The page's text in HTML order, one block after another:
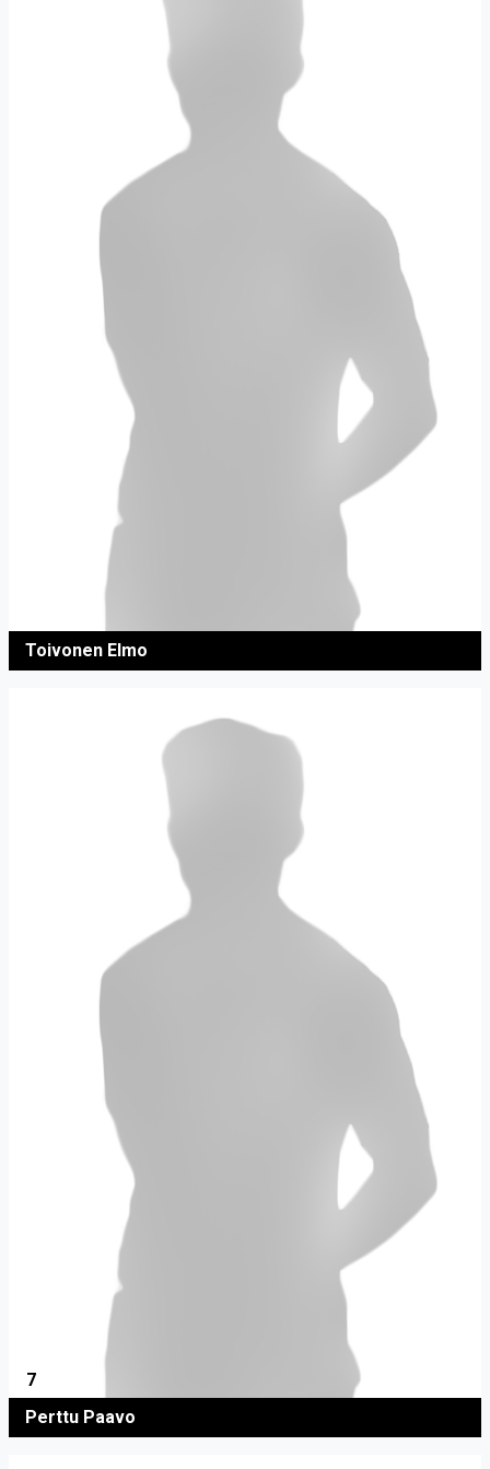
Toivonen Elmo
7
Perttu Paavo